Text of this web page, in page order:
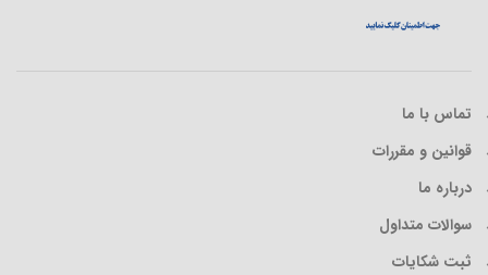
تماس با ما
قوانین و مقررات
درباره ما
سوالات متداول
ثبت شکایات